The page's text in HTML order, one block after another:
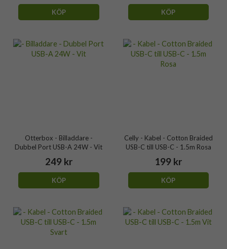
KÖP KÖP
Otterbox - Billaddare -
Dubbel Port USB-A 24W - Vit
249 kr
KÖP
Celly - Kabel - Cotton Braided
USB-C till USB-C - 1.5m Rosa
199 kr
KÖP